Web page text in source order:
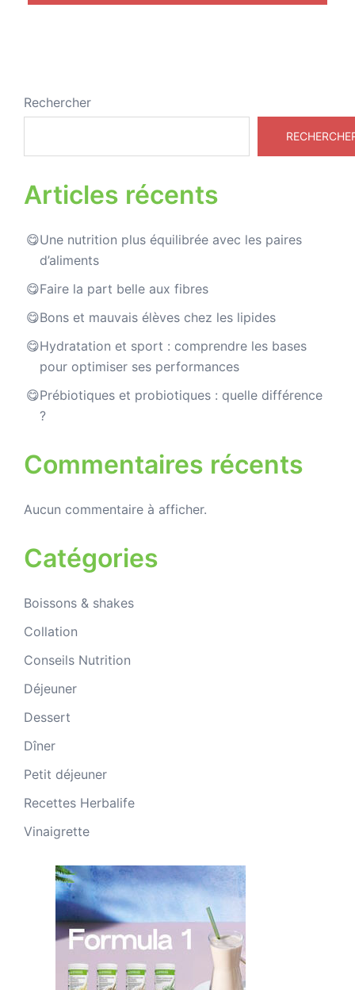
Rechercher
Articles récents
Une nutrition plus équilibrée avec les paires
d’aliments
Faire la part belle aux fibres
Bons et mauvais élèves chez les lipides
Hydratation et sport : comprendre les bases
pour optimiser ses performances
Prébiotiques et probiotiques : quelle différence
?
Commentaires récents
Aucun commentaire à afficher.
Catégories
Boissons & shakes
Collation
Conseils Nutrition
Déjeuner
Dessert
Dîner
Petit déjeuner
Recettes Herbalife
Vinaigrette